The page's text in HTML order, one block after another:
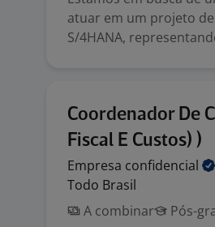
atuar em um projeto
S/4HANA,
Coordenador De
Fiscal E Custos) )
Empresa confidencial
Todo Brasil
A combinar
Pós-